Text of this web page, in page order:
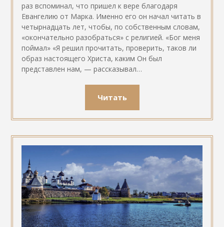
раз вспоминал, что пришел к вере благодаря
Евангелию от Марка. Именно его он начал читать в
четырнадцать лет, чтобы, по собственным словам,
«окончательно разобраться» с религией. «Бог меня
поймал» «Я решил прочитать, проверить, таков ли
образ настоящего Христа, каким Он был
представлен нам, — рассказывал…
Читать